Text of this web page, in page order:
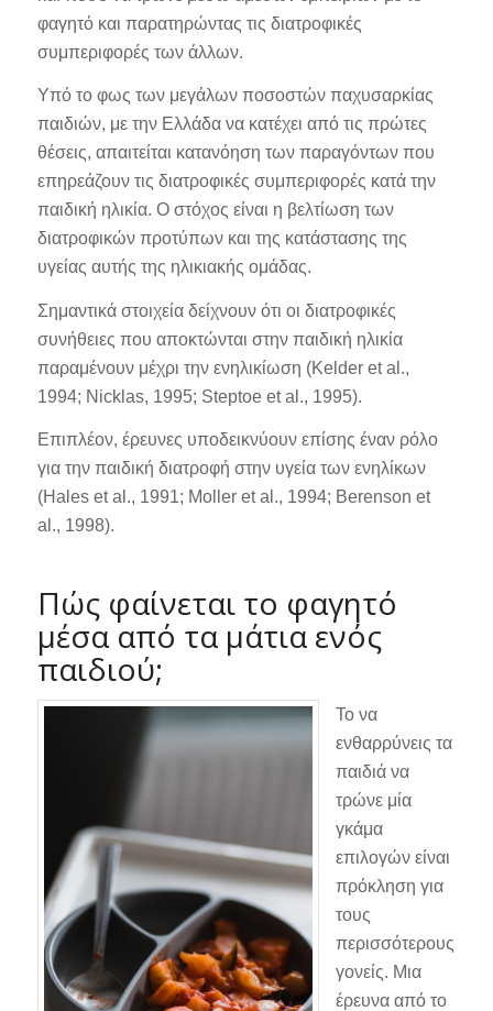
φαγητό και παρατηρώντας τις διατροφικές
συμπεριφορές των άλλων.
Υπό το φως των μεγάλων ποσοστών παχυσαρκίας
παιδιών, με την Ελλάδα να κατέχει από τις πρώτες
θέσεις, απαιτείται κατανόηση των παραγόντων που
επηρεάζουν τις διατροφικές συμπεριφορές κατά την
παιδική ηλικία. Ο στόχος είναι η βελτίωση των
διατροφικών προτύπων και της κατάστασης της
υγείας αυτής της ηλικιακής ομάδας.
Σημαντικά στοιχεία δείχνουν ότι οι διατροφικές
συνήθειες που αποκτώνται στην παιδική ηλικία
παραμένουν μέχρι την ενηλικίωση (Kelder et al.,
1994; Nicklas, 1995; Steptoe et al., 1995).
Επιπλέον, έρευνες υποδεικνύουν επίσης έναν ρόλο
για την παιδική διατροφή στην υγεία των ενηλίκων
(Hales et al., 1991; Moller et al., 1994; Berenson et
al., 1998).
Πώς φαίνεται το φαγητό
μέσα από τα μάτια ενός
παιδιού;
Το να
ενθαρρύνεις τα
παιδιά να
τρώνε μία
γκάμα
επιλογών είναι
πρόκληση για
τους
περισσότερους
γονείς. Μια
έρευνα από το